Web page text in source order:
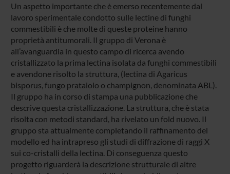
Un aspetto importante che è emerso recentemente dal
lavoro sperimentale condotto sulle lectine di funghi
commestibili è che molte di queste proteine hanno
proprietà antitumorali. Il gruppo di Verona è
all’avanguardia in questo campo di ricerca avendo
cristallizzato la prima lectina isolata da funghi commestibili
e avendone risolto la struttura, (lectina di Agaricus
bisporus, fungo prataiolo o champignon, denominata ABL).
Il gruppo ha in corso di stampa una pubblicazione che
descrive questa cristallizzazione. La struttura, che è stata
risolta con metodi standard, ha rivelato un fold nuovo. Il
gruppo sta attualmente completando il raffinamento del
modello ed ha intrapreso gli studi di diffrazione di raggi X
sui co-cristalli della lectina. Di conseguenza questo
progetto riguarderà la descrizione strutturale di altre